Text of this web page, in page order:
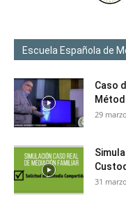
Escuela Española de
Caso
29
31